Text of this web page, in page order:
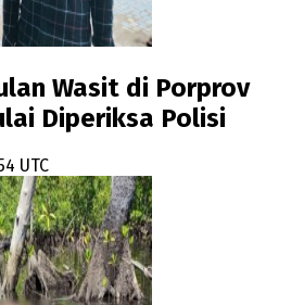
Wasit di Porprov
Diperiksa Polisi
UTC